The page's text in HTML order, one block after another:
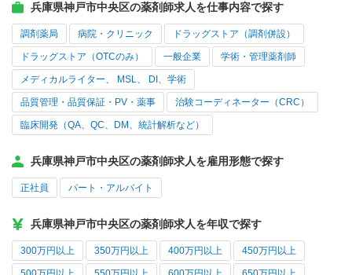
兵庫県神戸市中央区の薬剤師求人を仕事内容で探す
調剤薬局 病院・クリニック ドラッグストア（調剤併設）
ドラッグストア（OTCのみ） 一般企業 学術・管理薬剤師
メディカルライター、 MSL、 DI、学術
品質管理・品質保証・PV・薬事 治験コーディネーター（CRC）
臨床開発（QA、QC、DM、統計解析など）
兵庫県神戸市中央区の薬剤師求人を雇用形態で探す
正社員 パート・アルバイト
兵庫県神戸市中央区の薬剤師求人を年収で探す
300万円以上 350万円以上 400万円以上 450万円以上